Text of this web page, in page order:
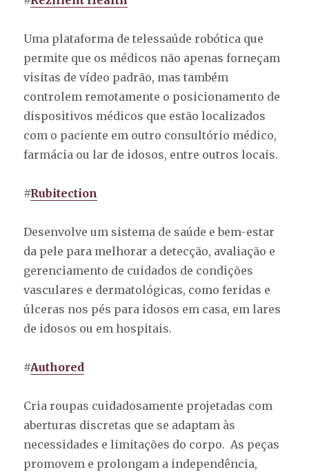
Uma plataforma de telessaúde robótica que
permite que os médicos não apenas forneçam
visitas de vídeo padrão, mas também
controlem remotamente o posicionamento de
dispositivos médicos que estão localizados
com o paciente em outro consultório médico,
farmácia ou lar de idosos, entre outros locais.
#Rubitection
Desenvolve um sistema de saúde e bem-estar
da pele para melhorar a detecção, avaliação e
gerenciamento de cuidados de condições
vasculares e dermatológicas, como feridas e
úlceras nos pés para idosos em casa, em lares
de idosos ou em hospitais.
#Authored
Cria roupas cuidadosamente projetadas com
aberturas discretas que se adaptam às
necessidades e limitações do corpo. As peças
promovem e prolongam a independência,